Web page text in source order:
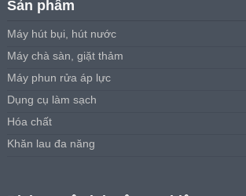
Sản phẩm
Máy hút bụi, hút nước
Máy chà sàn, giặt thảm
Máy phun rửa áp lực
Dụng cụ làm sạch
Hóa chất
Khăn lau đa năng